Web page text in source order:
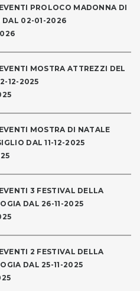
PROLOCO MADONNA DI
DAL 02-01-2026
MOSTRA ATTREZZI DEL
12-2025
MOSTRA DI NATALE
DAL 11-12-2025
3 FESTIVAL DELLA
DAL 26-11-2025
2 FESTIVAL DELLA
DAL 25-11-2025